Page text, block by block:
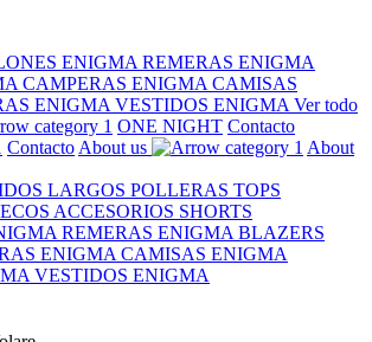
ENIGMA REMERAS ENIGMA
CAMPERAS ENIGMA CAMISAS
ENIGMA VESTIDOS ENIGMA Ver todo
ONE NIGHT Contacto
Contacto About us
About
LARGOS POLLERAS TOPS
ACCESORIOS SHORTS
REMERAS ENIGMA BLAZERS
ENIGMA CAMISAS ENIGMA
VESTIDOS ENIGMA